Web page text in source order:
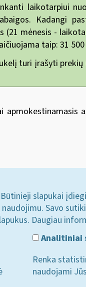
laikotarpiui
Kadangi
(21 mėnesis -
taip: 31 500
turi įrašyti
slapukai
Savo
Daugiau
Analitiniai
Renka
naudojami